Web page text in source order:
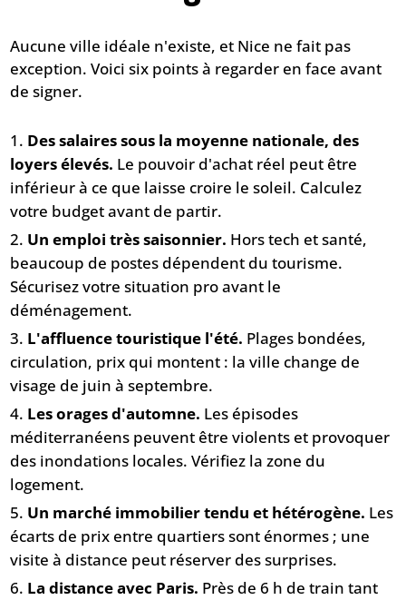
Aucune ville idéale n'existe, et Nice ne fait pas
exception. Voici six points à regarder en face avant
de signer.
Des salaires sous la moyenne nationale, des
loyers élevés. Le pouvoir d'achat réel peut être
inférieur à ce que laisse croire le soleil. Calculez
votre budget avant de partir.
Un emploi très saisonnier. Hors tech et santé,
beaucoup de postes dépendent du tourisme.
Sécurisez votre situation pro avant le
déménagement.
L'affluence touristique l'été. Plages bondées,
circulation, prix qui montent : la ville change de
visage de juin à septembre.
Les orages d'automne. Les épisodes
méditerranéens peuvent être violents et provoquer
des inondations locales. Vérifiez la zone du
logement.
Un marché immobilier tendu et hétérogène. Les
écarts de prix entre quartiers sont énormes ; une
visite à distance peut réserver des surprises.
La distance avec Paris. Près de 6 h de train tant